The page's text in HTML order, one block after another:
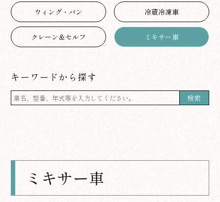
ウィング・バン 冷蔵冷凍車
クレーン＆セルフ ミキサー車
キーワードから探す
検索
ミキサー車